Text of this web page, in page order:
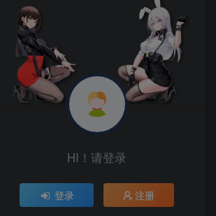
HI！请登录
登录 注册